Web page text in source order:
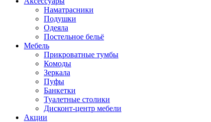
Наматрасники
Подушки
Одеяла
Постельное бельё
Мебель
Прикроватные тумбы
Комоды
Зеркала
Пуфы
Банкетки
Туалетные столики
Дисконт-центр мебели
Акции